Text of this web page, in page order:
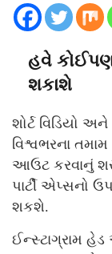
હવે કોઈપણ
શકાશે
શોર્ટ વિડિયો
વિશ્વભરના
આઉટ કરવાનું શરૂ
પાર્ટી એપ્સનો
શકશે.
ઈન્સ્ટાગ્રામ